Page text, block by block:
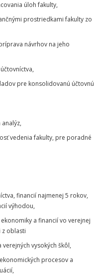
úloh fakulty,
prostriedkami fakulty zo
návrhov na jeho
pre konsolidovanú účtovnú
vedenia fakulty, pre poradné
financií najmenej 5 rokov,
výhodou,
a financií vo verejnej
z oblasti
vysokých škôl,
procesov a